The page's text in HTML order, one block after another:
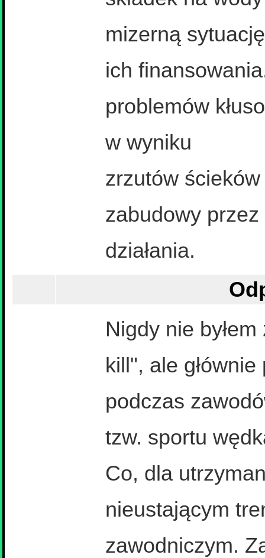
mizerną sytuację
ich
problemów
w wyniku
zrzutów
zabudowy
działania.
Nigdy nie
kill", ale
podczas
tzw. sportu
Co, dla
nieustającym
zawodniczym.